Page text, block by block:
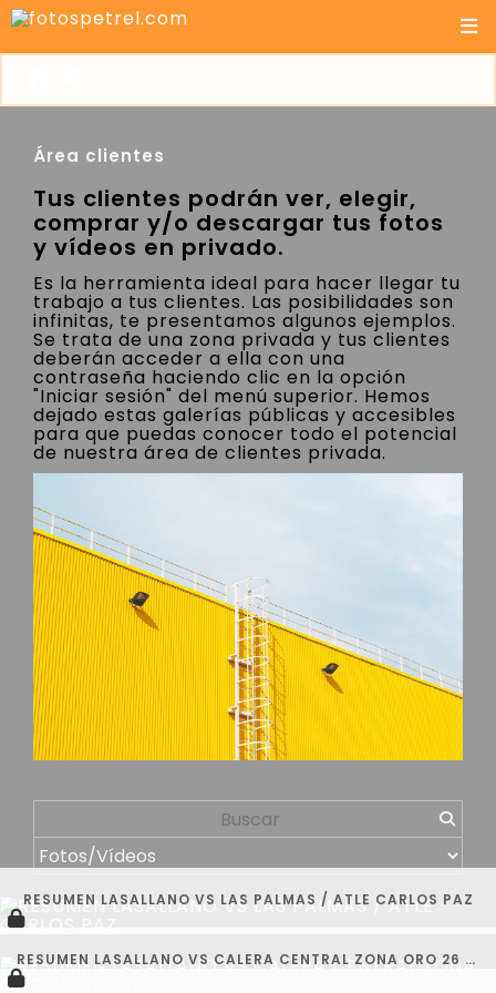
Área clientes
Tus clientes podrán ver, elegir,
comprar y/o descargar tus fotos
y vídeos en privado.
Es la herramienta ideal para hacer llegar tu
trabajo a tus clientes. Las posibilidades son
infinitas, te presentamos algunos ejemplos.
Se trata de una zona privada y tus clientes
deberán acceder a ella con una
contraseña haciendo clic en la opción
"Iniciar sesión" del menú superior. Hemos
dejado estas galerías públicas y accesibles
para que puedas conocer todo el potencial
de nuestra área de clientes privada.
RESUMEN LASALLANO VS LAS PALMAS / ATLE CARLOS PAZ
RESUMEN LASALLANO VS CALERA CENTRAL ZONA ORO 26 DE JULIO DE 2026